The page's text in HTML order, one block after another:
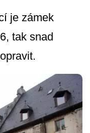
je zámek
tak snad